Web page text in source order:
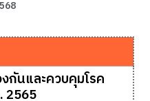
กันและควบคุมโรค
2565